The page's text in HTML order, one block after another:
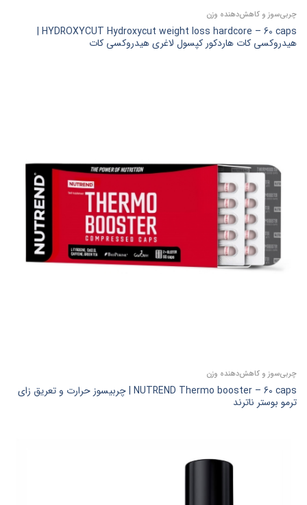
چربی‌سوز و کاهش‌دهنده وزن
HYDROXYCUT Hydroxycut weight loss hardcore – 60 caps |
هیدروکسی کات هاردکور کپسول لاغری هیدروکسی کات
چربی‌سوز و کاهش‌دهنده وزن
NUTREND Thermo booster – 60 caps | چربیسوز حرارت و تعریق زای
ترمو بوستر ناترند